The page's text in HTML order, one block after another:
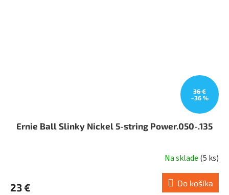
36 €
–36 %
Ernie Ball Slinky Nickel 5-string Power.050-.135
Na sklade (5 ks)
23 € Do košíka